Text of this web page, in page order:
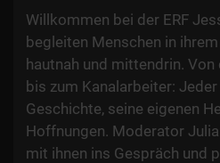
ÜBER UNS
Willkommen bei der ERF
begleiten Menschen in
hautnah und mittendrin.
bis zum Kanalarbeiter:
Geschichte, seine eigenen
Hoffnungen. Moderator
mit ihnen ins Gespräch und